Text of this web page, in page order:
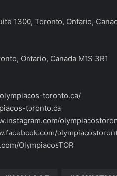
1300, Toronto, Ontario,
Ontario, Canada M1S 3R1
toronto.ca/
toronto.ca
OlympiacosTOR